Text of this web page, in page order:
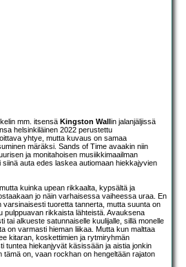
mm. itsensä Kingston Wallin jalanjäljissä
helsinkiläinen 2022 perustettu
yhtye, mutta kuvaus on samaa
märäksi. Sands of Time avaakin niin
ja monitahoisen musiikkimaailman
auta edes laskea autiomaan hiekkajyvien
kuinka upean rikkaalta, kypsältä ja
jo näin varhaisessa vaiheessa uraa. En
varsinaisesti tuoretta tannerta, mutta suunta on
pulppuavan rikkaista lähteistä. Avauksena
tai alkueste satunnaiselle kuulijalle, sillä monelle
on varmasti hieman liikaa. Mutta kun malttaa
kitaran, koskettimien ja rytmiryhmän
tuntea hiekanjyvät käsissään ja aistia jonkin
tämä on, vaan rockhan on hengeltään rajaton